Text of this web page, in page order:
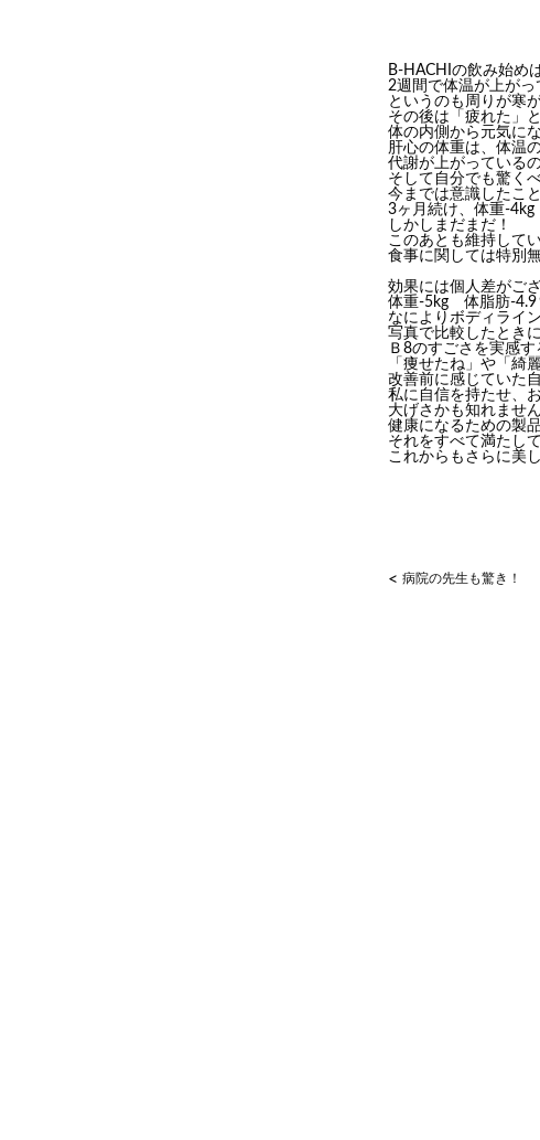
B-HACHIの飲み始め
2週間で体温が上がっ
というのも周りが寒
その後は「疲れた」
体の内側から元気に
肝心の体重は、体温
代謝が上がっている
そして自分でも驚く
今までは意識したこ
3ヶ月続け、体重-
しかしまだまだ！
このあとも維持して
食事に関しては特別
効果には個人差がご
体重-5kg 体脂肪-4.9
なによりボディライ
写真で比較したとき
Ｂ8のすごさを実感す
「痩せたね」や「綺
改善前に感じていた
私に自信を持たせ、
大げさかも知れませ
健康になるための製
それをすべて満たし
これからもさらに美
<